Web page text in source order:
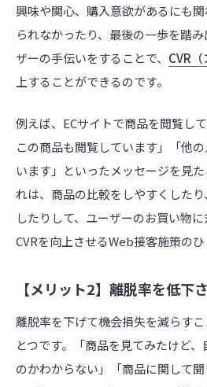
興味や関心、購入意欲があるにも
られなかったり、最後の一歩を踏
ザーの手伝いをすることで、 CVR（
上することができるのです。
例えば、ECサイトで商品を閲覧し
この商品も閲覧しています」「他
います」といったメッセージを見
れは、商品の比較をしやすくした
したりして、ユーザーのお買い物に
CVRを向上させるWeb接客施策のひ
【メリット2】離脱率を低下
離脱率を下げて機会損失を減らす
とつです。「商品を見てみたけど
のかわからない」「商品に関して